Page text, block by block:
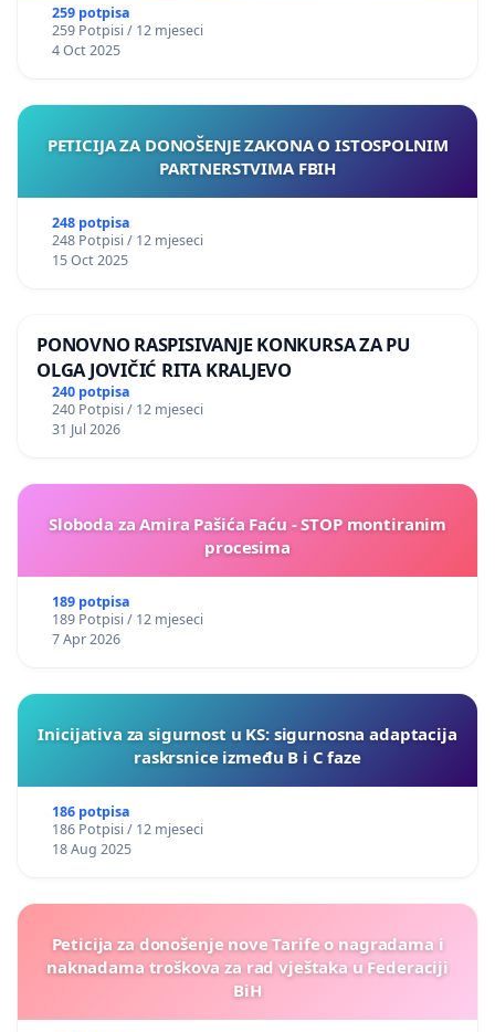
259 potpisa
259 Potpisi / 12 mjeseci
4 Oct 2025
PETICIJA ZA DONOŠENJE ZAKONA O ISTOSPOLNIM
PARTNERSTVIMA FBIH
248 potpisa
248 Potpisi / 12 mjeseci
15 Oct 2025
PONOVNO RASPISIVANJE KONKURSA ZA PU
OLGA JOVIČIĆ RITA KRALJEVO
240 potpisa
240 Potpisi / 12 mjeseci
31 Jul 2026
Sloboda za Amira Pašića Faću - STOP montiranim
procesima
189 potpisa
189 Potpisi / 12 mjeseci
7 Apr 2026
Inicijativa za sigurnost u KS: sigurnosna adaptacija
raskrsnice između B i C faze
186 potpisa
186 Potpisi / 12 mjeseci
18 Aug 2025
Peticija za donošenje nove Tarife o nagradama i
naknadama troškova za rad vještaka u Federaciji
BiH